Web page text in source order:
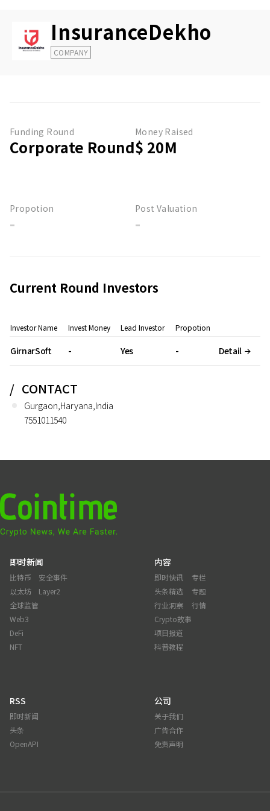
InsuranceDekho
COMPANY
Funding Round
Corporate Round
Money Raised
$ 20M
Propotion
-
Post Valuation
-
Current Round Investors
Investor Name Invest Money Lead Investor Propotion
GirnarSoft - Yes - Detail
CONTACT
Gurgaon,Haryana,India
7551011540
即时新闻
比特币
以太坊
全球监管
Web3
DeFi
NFT
安全事件
Layer2
内容
即时快讯
头条精选
行业洞察
Crypto故事
项目报道
科普教程
专栏
专题
行情
RSS
即时新闻
头条
OpenAPI
公司
关于我们
广告合作
免责声明